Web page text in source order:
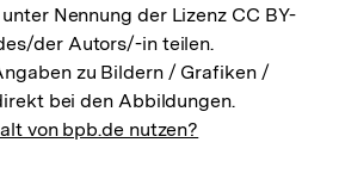
Nennung der Lizenz CC BY-
der Autors/-in teilen.
zu Bildern / Grafiken /
bei den Abbildungen.
von bpb.de nutzen?